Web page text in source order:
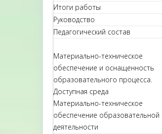
Итоги работы
Руководство
Педагогический состав
Материально-техническое
обеспечение и оснащенность
образовательного процесса.
Доступная среда
Материально-техническое
обеспечение образовательной
деятельности